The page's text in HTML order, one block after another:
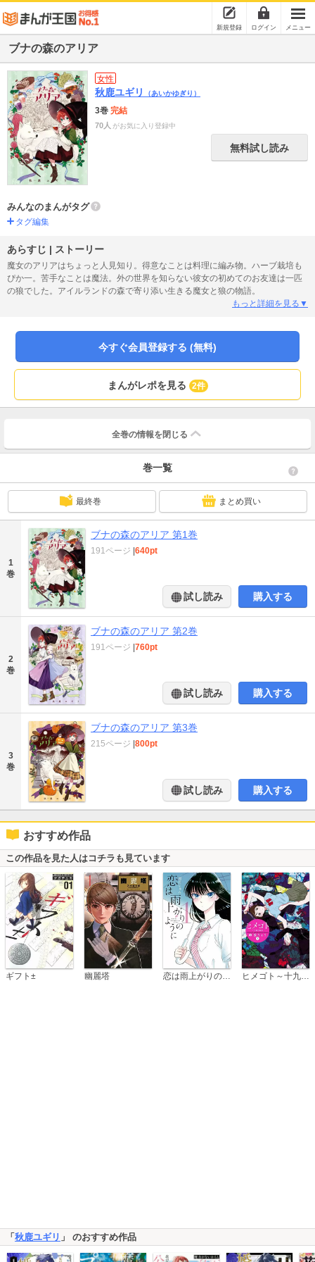
新規登録 ログイン メニュー
ブナの森のアリア
女性
秋鹿ユギリ （あいかゆぎり）
3巻 完結
70人 がお気に入り登録中
無料試し読み
みんなのまんがタグ
タグ編集
あらすじ | ストーリー
魔女のアリアはちょっと人見知り。得意なことは料理に編み物。ハーブ栽培も
ぴか一。苦手なことは魔法。外の世界を知らない彼女の初めてのお友達は一匹
の狼でした。アイルランドの森で寄り添い生きる魔女と狼の物語。
もっと詳細を見る▼
今すぐ会員登録する (無料)
まんがレポを見る 2件
全巻の情報を 閉じる
巻一覧
最終巻 まとめ買い
1
巻
ブナの森のアリア 第1巻
191ページ |640pt
試し読み 購入する
2
巻
ブナの森のアリア 第2巻
191ページ |760pt
試し読み 購入する
3
巻
ブナの森のアリア 第3巻
215ページ |800pt
試し読み 購入する
おすすめ作品
この作品を見た人はコチラも見ています
ギフト± 幽麗塔 ヒメゴト～十九歳の制服～
「秋鹿ユギリ 」 のおすすめ作品